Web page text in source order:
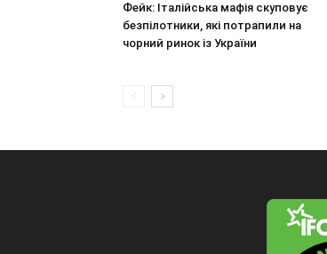
Фейк: Італійська мафія скуповує
безпілотники, які потрапили на
чорний ринок із України